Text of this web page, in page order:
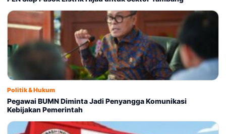
Politik & Hukum
Pegawai BUMN Diminta Jadi Penyangga Komunikasi
Kebijakan Pemerintah